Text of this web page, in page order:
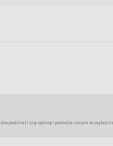
podzieli się opinią i pomoże innym w